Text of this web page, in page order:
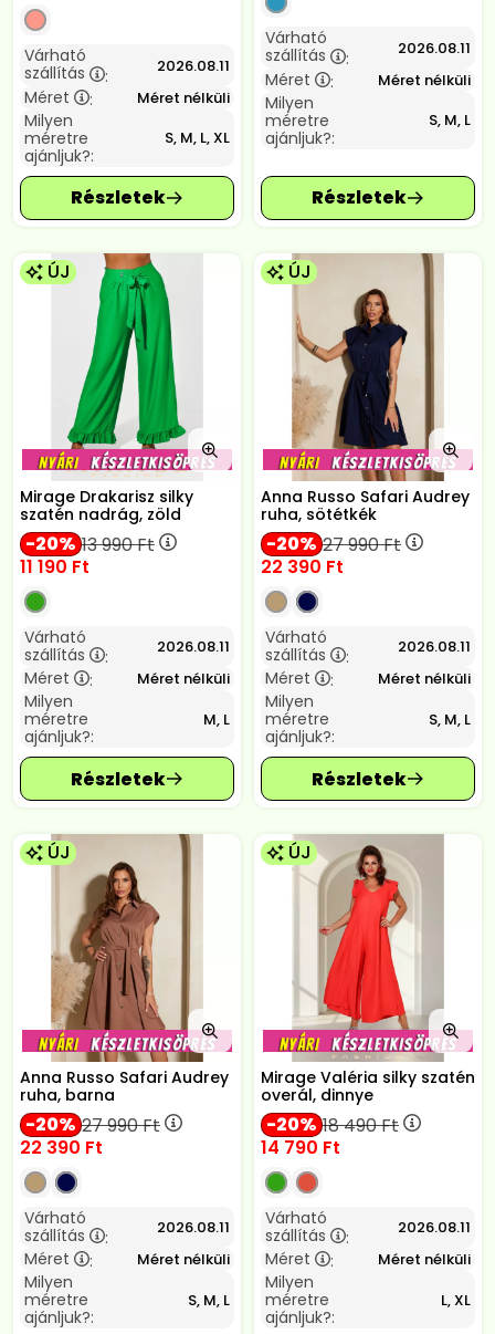
Várható
szállítás
: 2026.08.11
Méret : Méret nélküli
Milyen
méretre
ajánljuk?:
S, M, L, XL
Várható
szállítás
: 2026.08.11
Méret : Méret nélküli
Milyen
méretre
ajánljuk?:
S, M, L
ÚJ
Mirage Drakarisz silky
szatén nadrág, zöld
20 13 990Ft
11 190 Ft
Várható
szállítás
: 2026.08.11
Méret : Méret nélküli
Milyen
méretre
ajánljuk?:
M, L
ÚJ
Anna Russo Safari Audrey
ruha, sötétkék
20 27 990Ft
22 390 Ft
Várható
szállítás
: 2026.08.11
Méret : Méret nélküli
Milyen
méretre
ajánljuk?:
S, M, L
ÚJ
Anna Russo Safari Audrey
ruha, barna
20 27 990Ft
22 390 Ft
Várható
szállítás
: 2026.08.11
Méret : Méret nélküli
Milyen
méretre
ajánljuk?:
S, M, L
ÚJ
Mirage Valéria silky szatén
overál, dinnye
20 18 490Ft
14 790 Ft
Várható
szállítás
: 2026.08.11
Méret : Méret nélküli
Milyen
méretre
ajánljuk?:
L, XL